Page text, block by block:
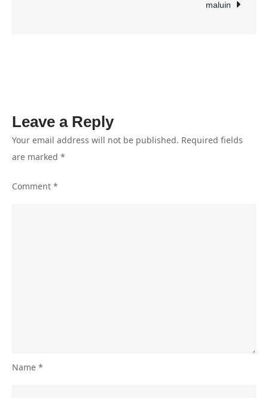
maluin
Leave a Reply
Your email address will not be published. Required fields
are marked *
Comment *
Name *